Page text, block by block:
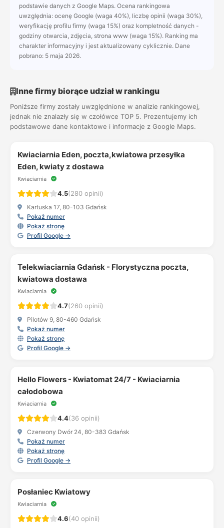
podstawie danych z Google Maps. Ocena rankingowa
uwzględnia: ocenę Google (waga 40%), liczbę opinii (waga 30%),
weryfikację profilu firmy (waga 15%) oraz kompletność danych -
godziny otwarcia, zdjęcia, strona www (waga 15%). Ranking ma
charakter informacyjny i jest aktualizowany cyklicznie. Dane
pobrano: 5 maja 2026.
Inne firmy biorące udział w rankingu
Poniższe firmy zostały uwzględnione w analizie rankingowej,
jednak nie znalazły się w czołówce TOP 5. Prezentujemy ich
podstawowe dane kontaktowe i informacje z Google Maps.
Kwiaciarnia Eden, poczta,kwiatowa przesyłka
Eden, kwiaty z dostawa
Kwiaciarnia
4.5(280 opinii)
Kartuska 17, 80-103 Gdańsk
Pokaż numer
Pokaż stronę
Profil Google →
Telekwiaciarnia Gdańsk - Florystyczna poczta,
kwiatowa dostawa
Kwiaciarnia
4.7(260 opinii)
Pilotów 9, 80-460 Gdańsk
Pokaż numer
Pokaż stronę
Profil Google →
Hello Flowers - Kwiatomat 24/7 - Kwiaciarnia
całodobowa
Kwiaciarnia
4.4(36 opinii)
Czerwony Dwór 24, 80-383 Gdańsk
Pokaż numer
Pokaż stronę
Profil Google →
Posłaniec Kwiatowy
Kwiaciarnia
4.6(40 opinii)